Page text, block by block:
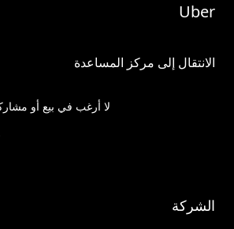
Uber
الانتقال إلى مركز المساعدة
لا أرغب في بيع أو
الشركة